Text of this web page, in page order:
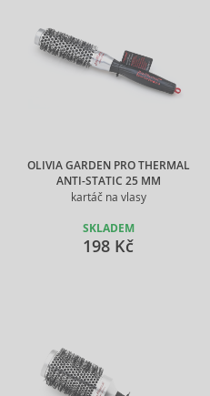
OLIVIA GARDEN PRO THERMAL
ANTI-STATIC 25 MM
kartáč na vlasy
SKLADEM
198 Kč